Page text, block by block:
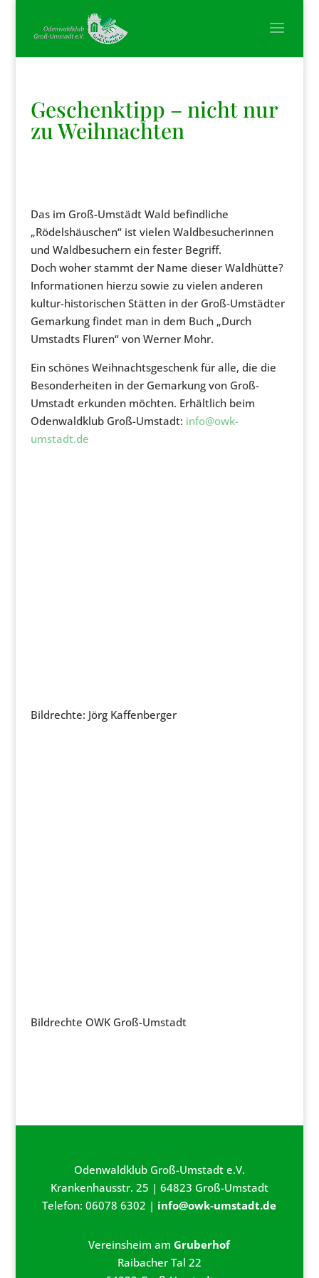
Geschenktipp – nicht nur
zu Weihnachten
Das im Groß-Umstädt Wald befindliche
„Rödelshäuschen“ ist vielen Waldbesucherinnen
und Waldbesuchern ein fester Begriff.
Doch woher stammt der Name dieser Waldhütte?
Informationen hierzu sowie zu vielen anderen
kultur-historischen Stätten in der Groß-Umstädter
Gemarkung findet man in dem Buch „Durch
Umstadts Fluren“ von Werner Mohr.
Ein schönes Weihnachtsgeschenk für alle, die die
Besonderheiten in der Gemarkung von Groß-
Umstadt erkunden möchten. Erhältlich beim
Odenwaldklub Groß-Umstadt: info@owk-
umstadt.de
Bildrechte: Jörg Kaffenberger
Bildrechte OWK Groß-Umstadt
Odenwaldklub Groß-Umstadt e.V.
Krankenhausstr. 25 | 64823 Groß-Umstadt
Telefon: 06078 6302 | info@owk-umstadt.de
Vereinsheim amGruberhof
Raibacher Tal 22